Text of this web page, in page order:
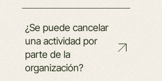
¿Se puede cancelar
una actividad por
parte de la
organización?